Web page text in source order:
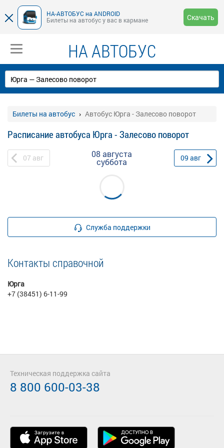
НА-АВТОБУС на ANDROID
Билеты на автобус у вас в кармане
Скачать
НА АВТОБУС
Билеты на автобус Автобус Юрга - Залесово поворот
Расписание автобуса Юрга - Залесово поворот
07 авг 08 августа
суббота 09 авг
Служба поддержки
Контакты справочной
Юрга
+7 (38451) 6-11-99
Техническая поддержка сайта
8 800 600-03-38